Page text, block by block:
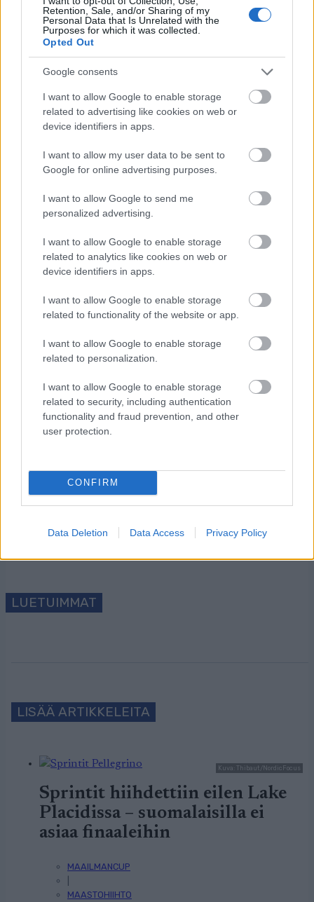
Retention, Sale, and/or Sharing of my
Personal Data that Is Unrelated with the
Purposes for which it was collected.
Opted Out
Google consents
I want to allow Google to enable storage
related to advertising like cookies on web or
device identifiers in apps.
I want to allow my user data to be sent to
Google for online advertising purposes.
I want to allow Google to send me
personalized advertising.
I want to allow Google to enable storage
related to analytics like cookies on web or
device identifiers in apps.
I want to allow Google to enable storage
related to functionality of the website or app.
I want to allow Google to enable storage
related to personalization.
I want to allow Google to enable storage
related to security, including authentication
functionality and fraud prevention, and other
user protection.
CONFIRM
Data Deletion Data Access Privacy Policy
>>Tulospalvelu
-Maastohiihdon tiedotus
Tilaa
LUETUIMMAT
LISÄÄ ARTIKKELEITA
Kuva: Thibaut/NordicFocus
Sprintit hiihdettiin eilen Lake
Placidissa – suomalaisilla ei
asiaa finaaleihin
MAAILMANCUP
MAASTOHIIHTO